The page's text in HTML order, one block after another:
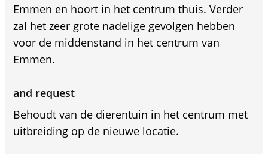
Emmen en hoort in het centrum thuis. Verder
zal het zeer grote nadelige gevolgen hebben
voor de middenstand in het centrum van
Emmen.
and request
Behoudt van de dierentuin in het centrum met
uitbreiding op de nieuwe locatie.